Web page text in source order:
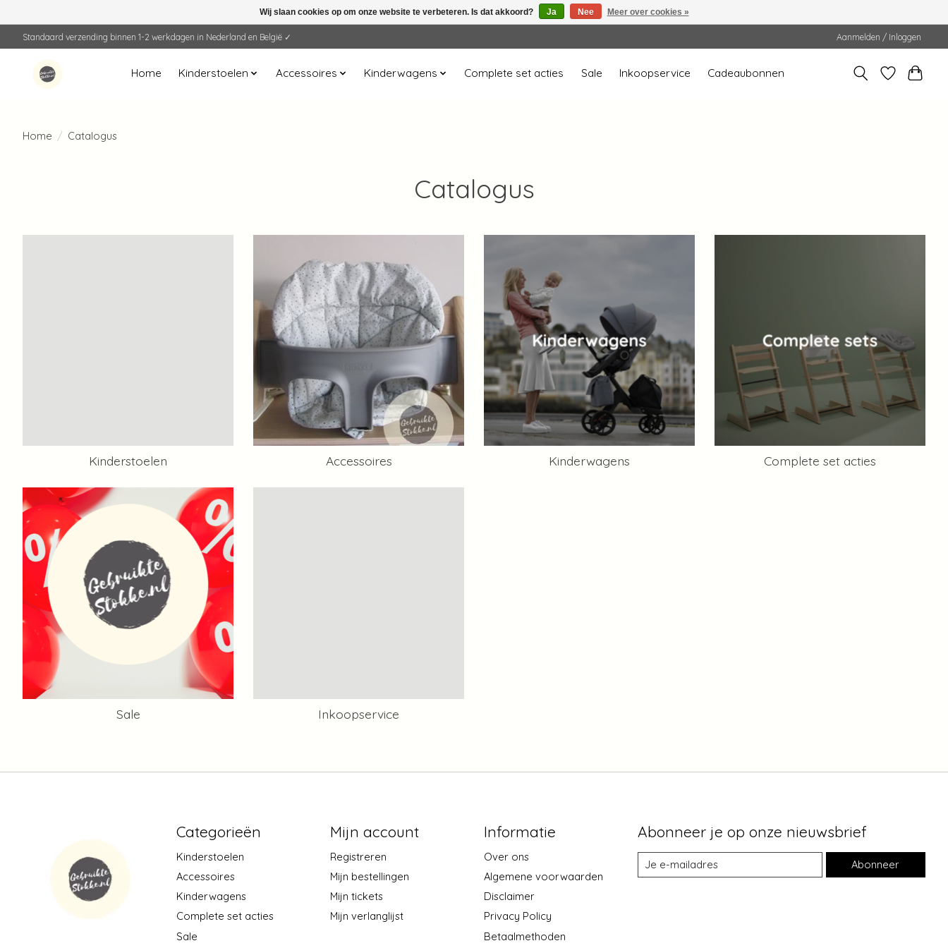
Standaard verzending binnen 1-2 werkdagen in Nederland en België ✓ Aanmelden / Inloggen
Home Kinderstoelen Accessoires Kinderwagens Complete set acties Sale Inkoopservice Cadeaubonnen
Home / Catalogus
Catalogus
Kinderstoelen Accessoires Kinderwagens Complete set acties
Sale Inkoopservice
Categorieën
Kinderstoelen
Accessoires
Kinderwagens
Complete set acties
Sale
Mijn account
Registreren
Mijn bestellingen
Mijn tickets
Mijn verlanglijst
Informatie
Over ons
Algemene voorwaarden
Disclaimer
Privacy Policy
Betaalmethoden
Abonneer je op onze nieuwsbrief
Abonneer
Wij slaan cookies op om onze website te verbeteren. Is dat akkoord? Ja Nee Meer over cookies »